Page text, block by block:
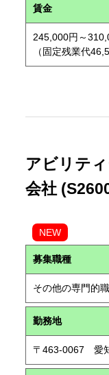
賃金
245,000円～
（固定残業代
アビリテ
会社
NEW
募集職種
その他の専門的
勤務地
〒463-0067 愛